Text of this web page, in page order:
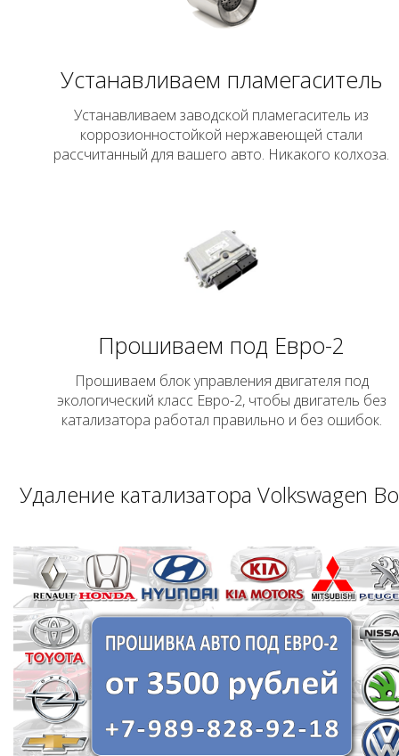
Устанавливаем пламегаситель
Устанавливаем заводской пламегаситель из
коррозионностойкой нержавеющей стали
рассчитанный для вашего авто. Никакого колхоза.
Прошиваем под Евро-2
Прошиваем блок управления двигателя под
экологический класс Евро-2, чтобы двигатель без
катализатора работал правильно и без ошибок.
Удаление катализатора Volkswagen